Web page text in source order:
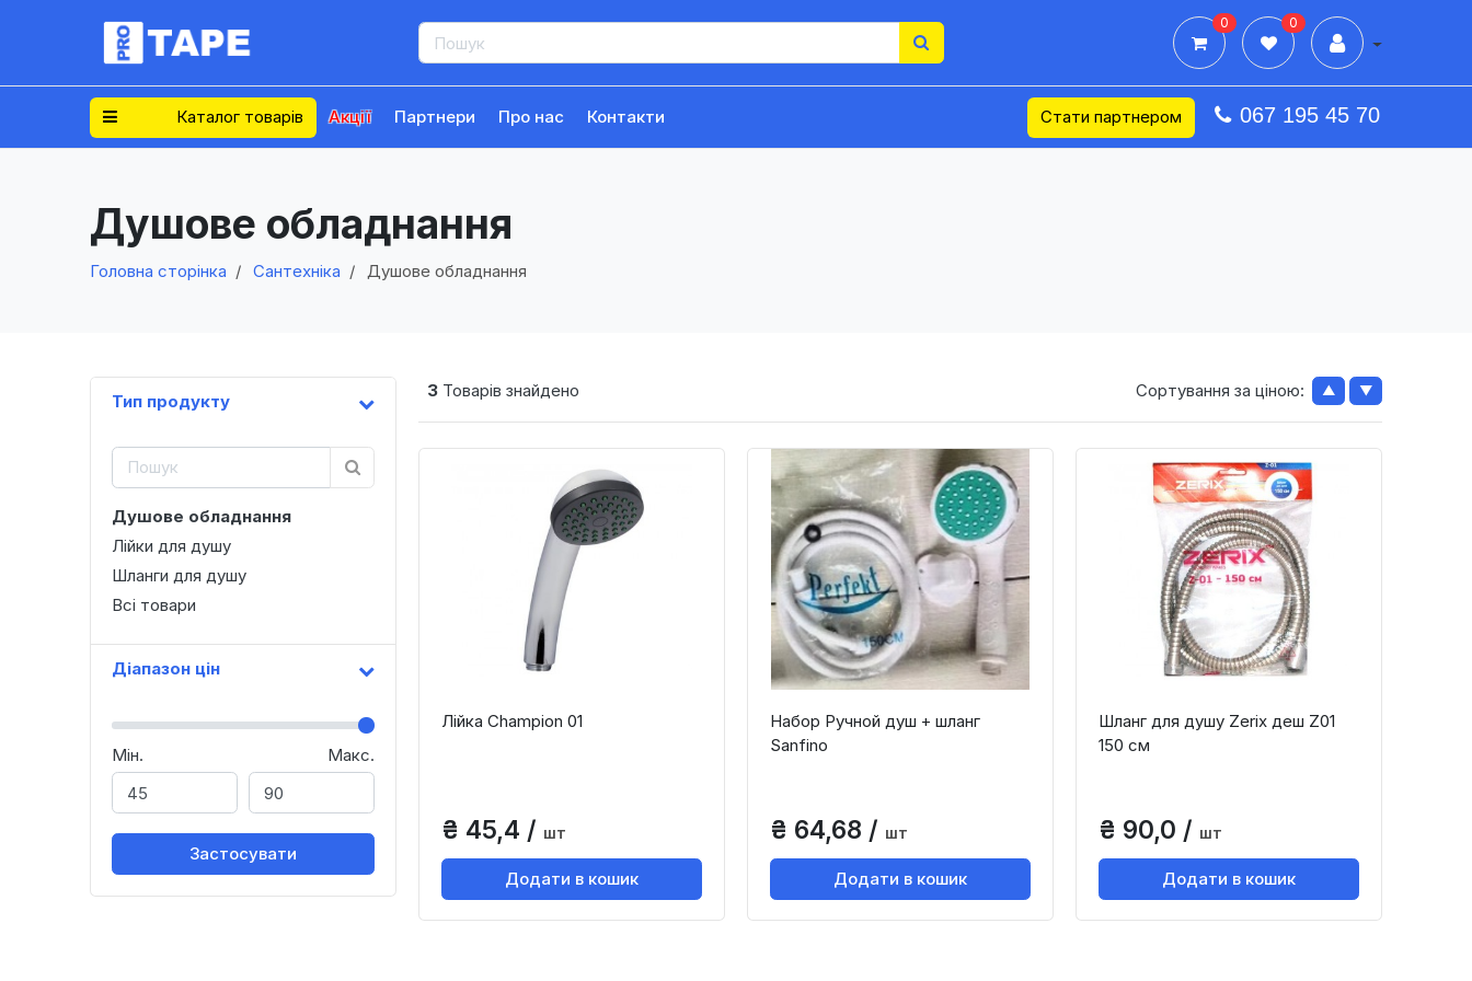
0 0
Каталог товарів Акції Партнери Про нас Контакти Стати партнером 067 195 45 70
Душове обладнання
Головна сторінка Сантехніка Душове обладнання
Тип продукту
Душове обладнання
Лійки для душу
Шланги для душу
Всі товари
Діапазон цін
Мін. Макс.
Застосувати
3Товарів знайдено Сортування за ціною: ▲ ▼
Лійка Champion 01
₴ 45,4 / шт
Додати в кошик
Набор Ручной душ + шланг
Sanfino
₴ 64,68 / шт
Додати в кошик
Шланг для душу Zerix деш Z01
150 см
₴ 90,0 / шт
Додати в кошик